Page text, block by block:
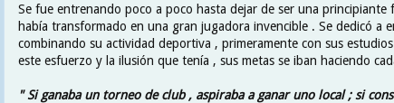
Se fue entrenando poco a poco hasta dejar de ser una principiante
había transformado en una gran jugadora invencible . Se dedicó a
combinando su actividad deportiva , primeramente con sus
este esfuerzo y la ilusión que tenía , sus metas se iban haciendo
" Si ganaba un torneo de club , aspiraba a ganar uno local ; si